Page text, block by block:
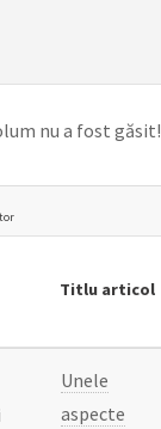
nu a fost găsit!
Titlu articol
Unele
aspecte